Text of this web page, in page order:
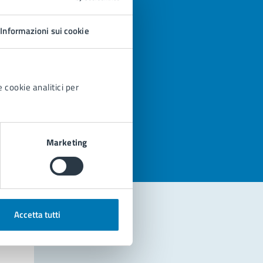
Informazioni sui cookie
cookie analitici per
Marketing
Accetta tutti